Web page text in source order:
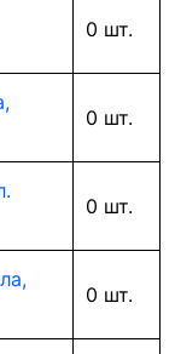
0 шт.
0 шт.
0 шт.
0 шт.